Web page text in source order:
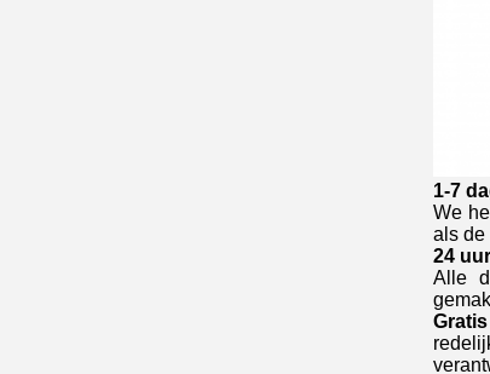
1-7
We
als de
24
Alle